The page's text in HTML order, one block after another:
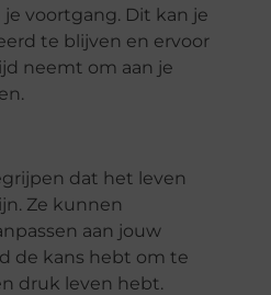
voortgang. Dit kan je
te blijven en ervoor
neemt om aan je
dat het leven
Ze kunnen
aan jouw
de kans hebt om te
druk leven hebt.